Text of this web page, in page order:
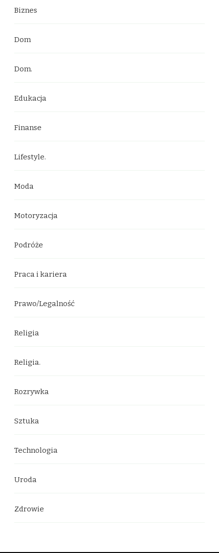
Biznes
Dom
Dom.
Edukacja
Finanse
Lifestyle.
Moda
Motoryzacja
Podróże
Praca i kariera
Prawo/Legalność
Religia
Religia.
Rozrywka
Sztuka
Technologia
Uroda
Zdrowie